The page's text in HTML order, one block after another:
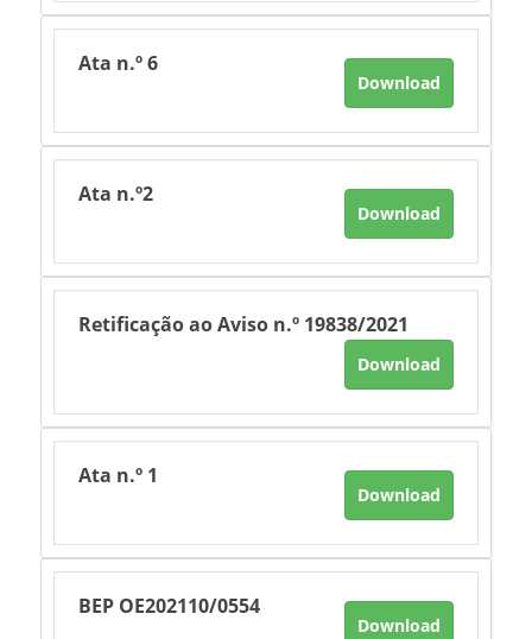
Ata n.º 6
Download
Ata n.º2
Download
Retificação ao Aviso n.º 19838/2021
Download
Ata n.º 1
Download
BEP OE202110/0554
Download